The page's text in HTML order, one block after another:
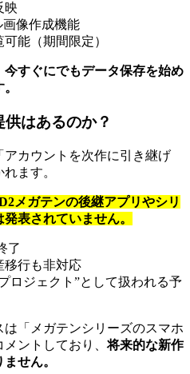
映
画像作成機能
能（期間限定）
今すぐにでもデータ保存を始め
はあるのか？
アカウントを次作に引き継げ
ます。
メガテンの後継アプリやシリ
表されていません。
了
移行も非対応
ロジェクト”として扱われる予
「メガテンシリーズのスマホ
メントしており、将来的な新作
せん。